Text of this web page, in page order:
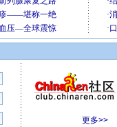
更多>>